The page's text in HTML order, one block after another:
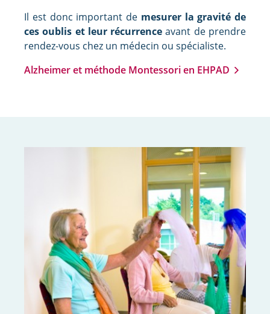
Il est donc important de mesurer la gravité de
ces oublis et leur récurrence avant de prendre
rendez-vous chez un médecin ou spécialiste.
Alzheimer et méthode Montessori en EHPAD